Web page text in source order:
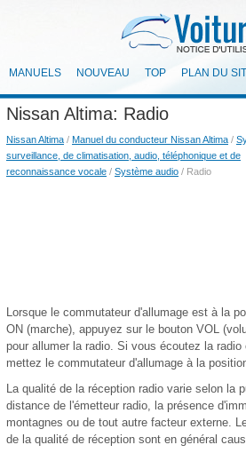
MANUELS NOUVEAU TOP PLAN DU
Nissan Altima: Radio
Nissan Altima / Manuel du conducteur Nissan Altima /
surveillance, de climatisation, audio, téléphonique et de
reconnaissance vocale / Système audio / Radio
Lorsque le commutateur d'allumage est à la
ON (marche), appuyez sur le bouton VOL
pour allumer la radio. Si vous écoutez la
mettez le commutateur d'allumage à la
La qualité de la réception radio varie selon la
distance de l'émetteur radio, la présence
montagnes ou de tout autre facteur externe.
de la qualité de réception sont en général